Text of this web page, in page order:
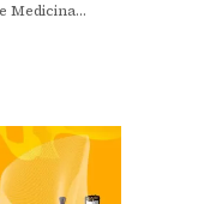
Medicina